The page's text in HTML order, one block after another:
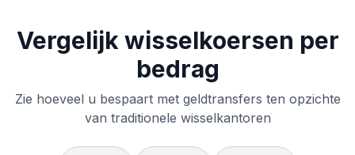
Vergelijk wisselkoersen per
bedrag
Zie hoeveel u bespaart met geldtransfers ten opzichte
van traditionele wisselkantoren